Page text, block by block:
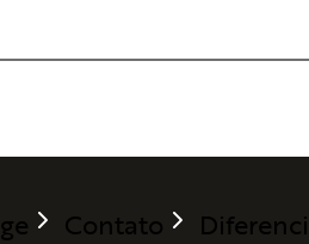
Contato